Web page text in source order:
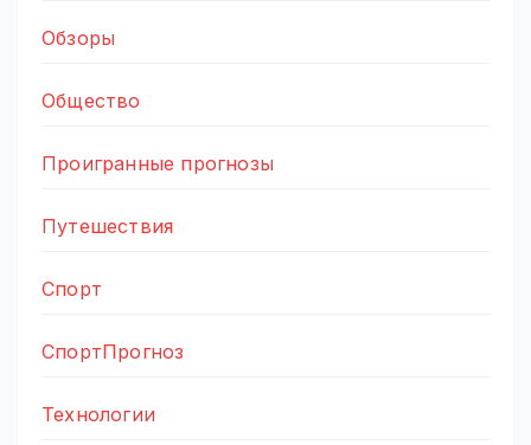
Обзоры
Общество
Проигранные прогнозы
Путешествия
Спорт
СпортПрогноз
Технологии